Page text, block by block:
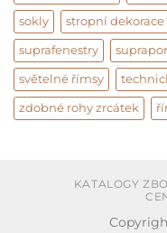
sokly stropní dekorace
suprafenestry
světelné římsy
zdobné rohy zrcátek
KATALOGY